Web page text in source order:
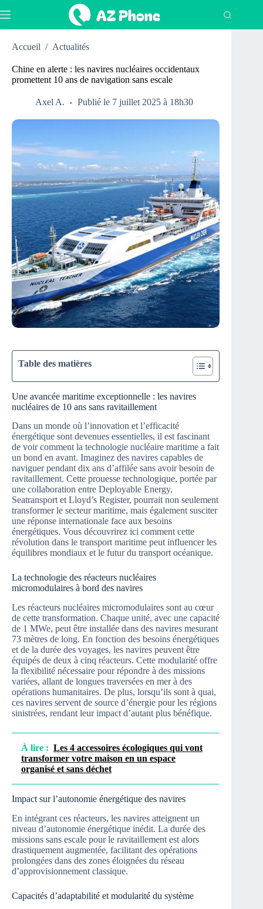
au
Accueil / Actualités
Chine en alerte : les navires nucléaires occidentaux
promettent 10 ans de navigation sans escale
Axel A. Publié le 7 juillet 2025 à 18h30
Table des matières
Une avancée maritime exceptionnelle : les navires
nucléaires de 10 ans sans ravitaillement
Dans un monde où l’innovation et l’efficacité
énergétique sont devenues essentielles, il est fascinant
de voir comment la technologie nucléaire maritime a fait
un bond en avant. Imaginez des navires capables de
naviguer pendant dix ans d’affilée sans avoir besoin de
ravitaillement. Cette prouesse technologique, portée par
une collaboration entre Deployable Energy,
Seatransport et Lloyd’s Register, pourrait non seulement
transformer le secteur maritime, mais également susciter
une réponse internationale face aux besoins
énergétiques. Vous découvrirez ici comment cette
révolution dans le transport maritime peut influencer les
équilibres mondiaux et le futur du transport océanique.
La technologie des réacteurs nucléaires
micromodulaires à bord des navires
Les réacteurs nucléaires micromodulaires sont au cœur
de cette transformation. Chaque unité, avec une capacité
de 1 MWe, peut être installée dans des navires mesurant
73 mètres de long. En fonction des besoins énergétiques
et de la durée des voyages, les navires peuvent être
équipés de deux à cinq réacteurs. Cette modularité offre
la flexibilité nécessaire pour répondre à des missions
variées, allant de longues traversées en mer à des
opérations humanitaires. De plus, lorsqu’ils sont à quai,
ces navires servent de source d’énergie pour les régions
sinistrées, rendant leur impact d’autant plus bénéfique.
À lire : Les 4 accessoires écologiques qui vont
transformer votre maison en un espace
organisé et sans déchet
Impact sur l’autonomie énergétique des navires
En intégrant ces réacteurs, les navires atteignent un
niveau d’autonomie énergétique inédit. La durée des
missions sans escale pour le ravitaillement est alors
drastiquement augmentée, facilitant des opérations
prolongées dans des zones éloignées du réseau
d’approvisionnement classique.
Capacités d’adaptabilité et modularité du système